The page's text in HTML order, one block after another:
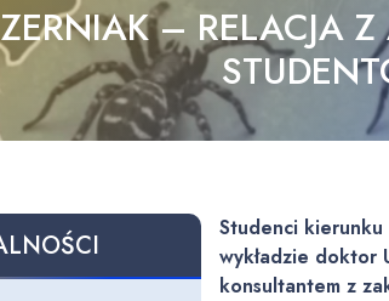
– RELACJA
Studenci
wykładzie doktor
konsultantem z